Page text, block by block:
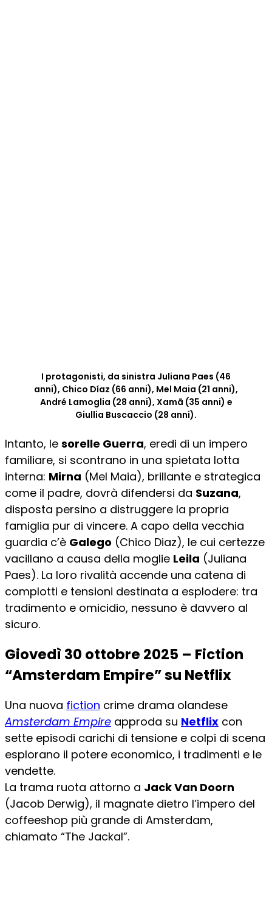
I protagonisti, da sinistra Juliana Paes (46
anni), Chico Díaz (66 anni), Mel Maia (21 anni),
André Lamoglia (28 anni), Xamã (35 anni) e
Giullia Buscaccio (28 anni).
Intanto, le sorelle Guerra, eredi di un impero
familiare, si scontrano in una spietata lotta
interna: Mirna (Mel Maia), brillante e strategica
come il padre, dovrà difendersi da Suzana,
disposta persino a distruggere la propria
famiglia pur di vincere. A capo della vecchia
guardia c’è Galego (Chico Diaz), le cui certezze
vacillano a causa della moglie Leila (Juliana
Paes). La loro rivalità accende una catena di
complotti e tensioni destinata a esplodere: tra
tradimento e omicidio, nessuno è davvero al
sicuro.
Giovedì 30 ottobre 2025 – Fiction
“Amsterdam Empire” su Netflix
Una nuova fiction crime drama olandese
Amsterdam Empire approda su Netflix con
sette episodi carichi di tensione e colpi di scena
esplorano il potere economico, i tradimenti e le
vendette.
La trama ruota attorno a Jack Van Doorn
(Jacob Derwig), il magnate dietro l’impero del
coffeeshop più grande di Amsterdam,
chiamato “The Jackal”.